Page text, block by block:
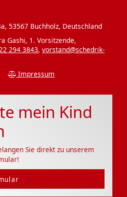
53567 Buchholz, Deutschland
Gashi, 1. Vorsitzende,
294 3843, vorstand@schedrik-
Impressum
mein Kind
Sie direkt zu unserem